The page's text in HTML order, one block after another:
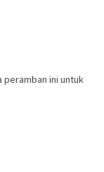
peramban ini untuk